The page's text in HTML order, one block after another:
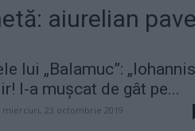
aiurelian
lui „Balamuc”: „Iohannis
I-a mușcat de gât pe...
miercuri, 23 octombrie 2019